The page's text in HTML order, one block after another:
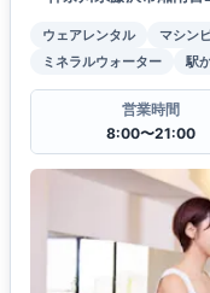
ウェアレンタル マシン
ミネラルウォーター
駅
営業時間
8:00〜21:00